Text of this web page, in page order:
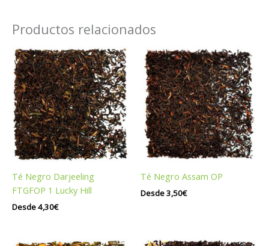
Productos relacionados
Té Negro Darjeeling
FTGFOP 1 Lucky Hill
Desde4,30€
Té Negro Assam OP
Desde3,50€